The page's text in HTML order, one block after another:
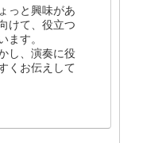
っと興味があ
けて、役立つ
ます。
し、演奏に役
くお伝えして